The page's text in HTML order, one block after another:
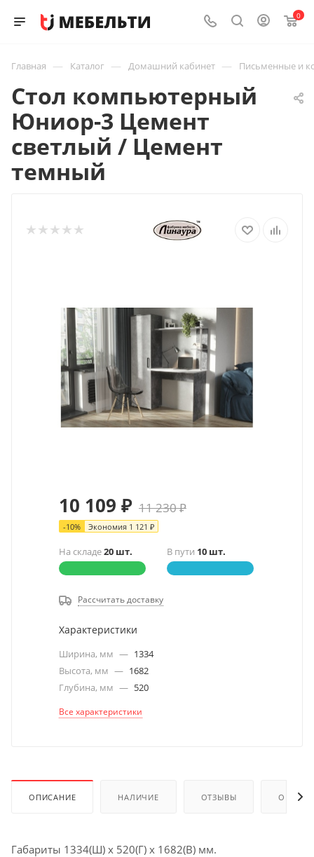
0
Главная — Каталог — Домашний кабинет — Письменные и
Стол компьютерный
Юниор-3 Цемент
светлый / Цемент
темный
10 109 ₽ 11 230₽
-10% Экономия 1 121 ₽
На складе20 шт. В пути 10 шт.
Рассчитать доставку
Характеристики
Ширина, мм — 1334
Высота, мм — 1682
Глубина, мм — 520
Все характеристики
ОПИСАНИЕ НАЛИЧИЕ ОТЗЫВЫ ОПЛАТА
Габариты 1334(Ш) х 520(Г) х 1682(В) мм.